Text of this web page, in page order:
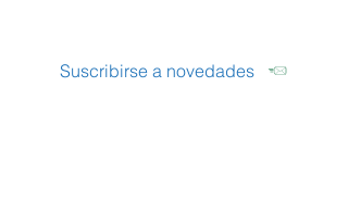
Suscribirse a novedades